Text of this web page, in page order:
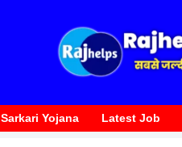
Sarkari Yojana Latest Job